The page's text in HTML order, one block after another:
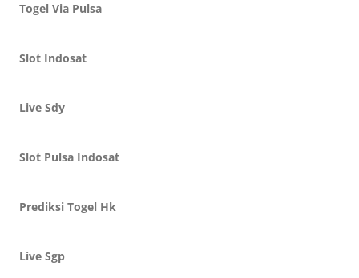
Togel Via Pulsa
Slot Indosat
Live Sdy
Slot Pulsa Indosat
Prediksi Togel Hk
Live Sgp